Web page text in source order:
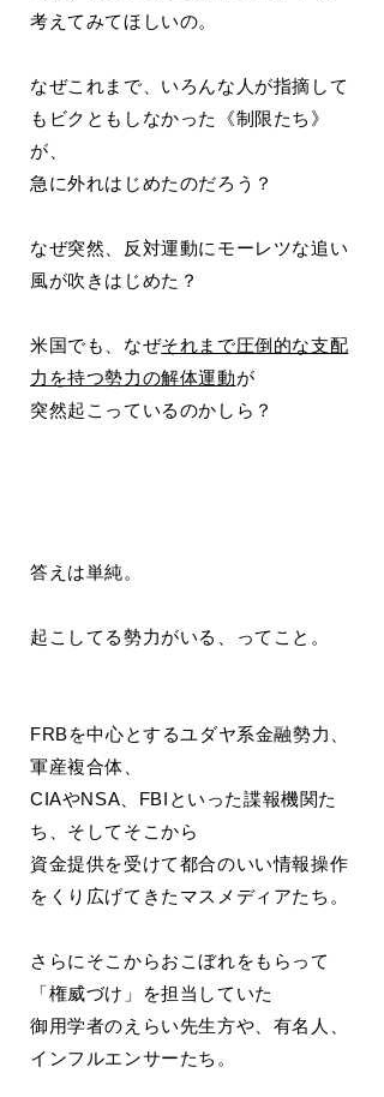
考えてみてほしいの。
なぜこれまで、いろんな人が指摘して
もビクともしなかった《制限たち》
が、
急に外れはじめたのだろう？
なぜ突然、反対運動にモーレツな追い
風が吹きはじめた？
米国でも、なぜそれまで圧倒的な支配
力を持つ勢力の解体運動が
突然起こっているのかしら？
答えは単純。
起こしてる勢力がいる、ってこと。
FRBを中心とするユダヤ系金融勢力、
軍産複合体、
CIAやNSA、FBIといった諜報機関た
ち、そしてそこから
資金提供を受けて都合のいい情報操作
をくり広げてきたマスメディアたち。
さらにそこからおこぼれをもらって
「権威づけ」を担当していた
御用学者のえらい先生方や、有名人、
インフルエンサーたち。